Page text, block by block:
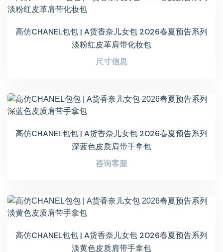
高仿CHANEL包包 | A货香奈儿女包 2026春夏预告系列
淡粉红皮革肩带化妆包
尺寸信息
高仿CHANEL包包 | A货香奈儿女包 2026春夏预告系列
深蓝色皮质肩带手拿包
咨询客服
高仿CHANEL包包 | A货香奈儿女包 2026春夏预告系列
淡黄色皮质肩带手拿包